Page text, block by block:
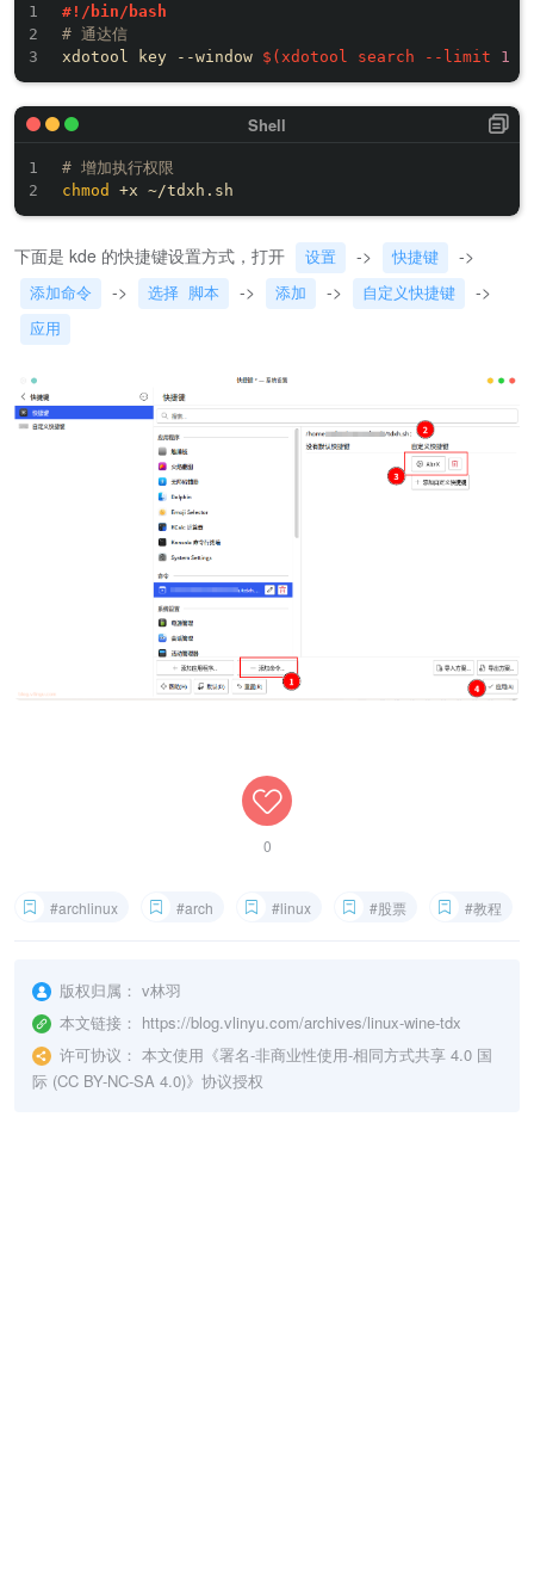
#!/bin/bash
# 通达信
xdotool key --window $( xdotool search --limit 1
# 增加执行权限
chmod
下面是 kde 的快捷键设置方式，打开 设置 -> 快捷键 ->
添加命令 -> 选择 脚本 -> 添加 -> 自定义快捷键 ->
应用
0
#archlinux #arch #linux #股票 #教程
版权归属： v林羽
本文链接： https://blog.vlinyu.com/archives/linux-wine-tdx
许可协议： 本文使用《署名-非商业性使用-相同方式共享 4.0 国
际 (CC BY-NC-SA 4.0)》协议授权